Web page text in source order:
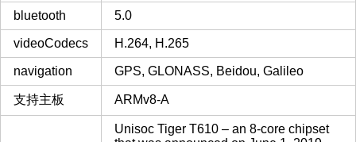
bluetooth 5.0
videoCodecs H.264, H.265
navigation GPS, GLONASS, Beidou, Galileo
支持主板 ARMv8-A
Unisoc Tiger T610 – an 8-core chipset